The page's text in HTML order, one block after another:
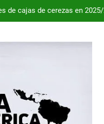
de cajas de cerezas en
de cajas de cerezas en
automotriz argentina